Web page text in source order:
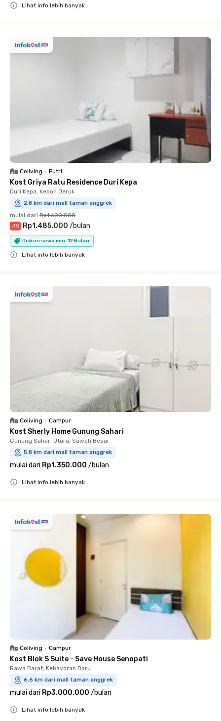
Lihat info lebih banyak
Coliving • Putri
Kost Griya Ratu Residence Duri Kepa
Duri Kepa, Kebon Jeruk
2.8 km dari mall taman anggrek
mulai dari Rp1.600.000
-7% Rp1.485.000 /bulan
Diskon sewa min. 12 Bulan
Lihat info lebih banyak
Coliving • Campur
Kost Sherly Home Gunung Sahari
Gunung Sahari Utara, Sawah Besar
5.8 km dari mall taman anggrek
mulai dari Rp1.350.000 /bulan
Lihat info lebih banyak
Coliving • Campur
Kost Blok S Suite - Save House Senopati
Rawa Barat, Kebayoran Baru
6.6 km dari mall taman anggrek
mulai dari Rp3.000.000 /bulan
Lihat info lebih banyak